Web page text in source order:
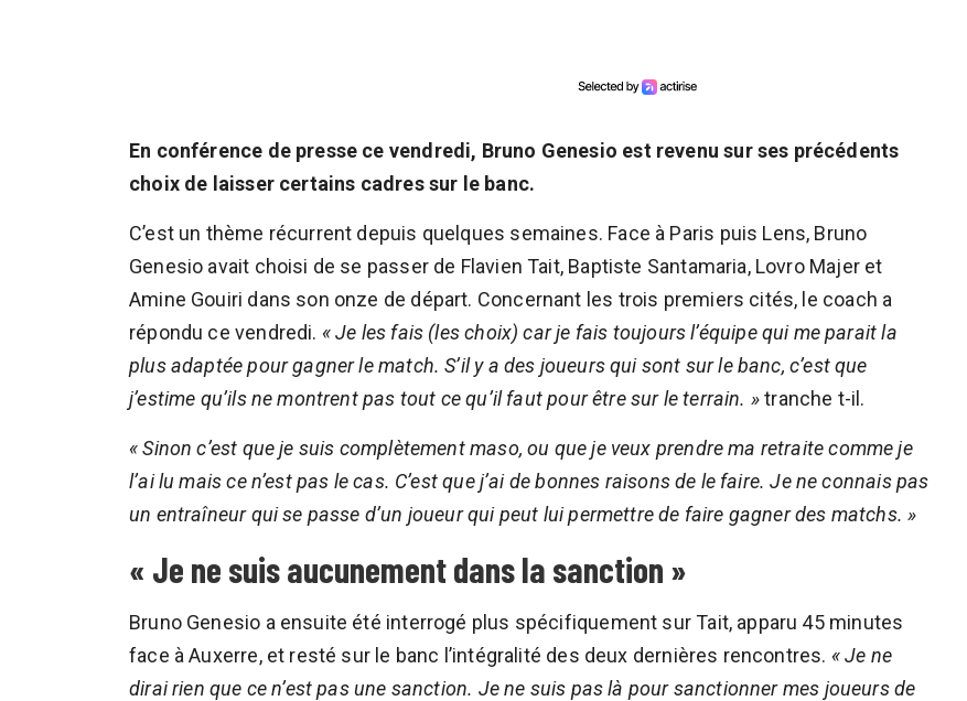
En conférence de presse ce vendredi, Bruno Genesio est revenu sur ses précédents
choix de laisser certains cadres sur le banc.
C’est un thème récurrent depuis quelques semaines. Face à Paris puis Lens, Bruno
Genesio avait choisi de se passer de Flavien Tait, Baptiste Santamaria, Lovro Majer et
Amine Gouiri dans son onze de départ. Concernant les trois premiers cités, le coach a
répondu ce vendredi. « Je les fais (les choix) car je fais toujours l’équipe qui me parait la
plus adaptée pour gagner le match. S’il y a des joueurs qui sont sur le banc, c’est que
j’estime qu’ils ne montrent pas tout ce qu’il faut pour être sur le terrain. »tranche t-il.
« Sinon c’est que je suis complètement maso, ou que je veux prendre ma retraite comme je
l’ai lu mais ce n’est pas le cas. C’est que j’ai de bonnes raisons de le faire. Je ne connais pas
un entraîneur qui se passe d’un joueur qui peut lui permettre de faire gagner des matchs. »
« Je ne suis aucunement dans la sanction »
Bruno Genesio a ensuite été interrogé plus spécifiquement sur Tait, apparu 45 minutes
face à Auxerre, et resté sur le banc l’intégralité des deux dernières rencontres. « Je ne
dirai rien que ce n’est pas une sanction. Je ne suis pas là pour sanctionner mes joueurs de